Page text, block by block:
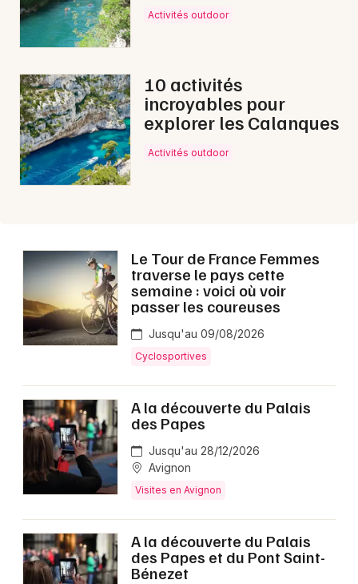
Artistes en tournée
Actus en Avignon
Magazine en Avignon
84 - Vaucluse
Choisir mes départements
Mon email
Activités outdoor
10 activités
incroyables pour
explorer les Calanques
Activités outdoor
Le Tour de France Femmes
traverse le pays cette
semaine : voici où voir
passer les coureuses
Jusqu'au 09/08/2026
Cyclosportives
A la découverte du Palais
des Papes
Jusqu'au 28/12/2026
Avignon
Visites en Avignon
A la découverte du Palais
des Papes et du Pont Saint-
Bénezet